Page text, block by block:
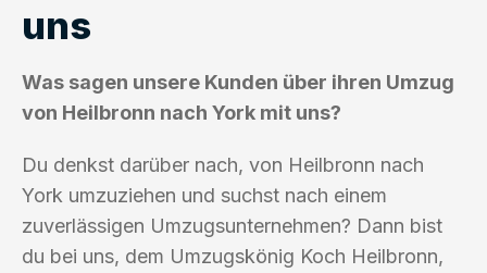
uns
Was sagen unsere Kunden über ihren Umzug
von Heilbronn nach York mit uns?
Du denkst darüber nach, von Heilbronn nach
York umzuziehen und suchst nach einem
zuverlässigen Umzugsunternehmen? Dann bist
du bei uns, dem Umzugskönig Koch Heilbronn,